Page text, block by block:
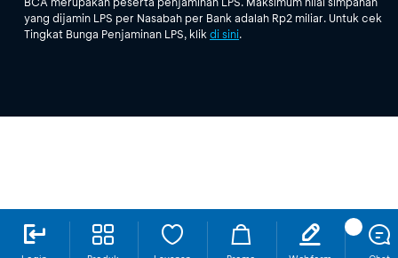
yang dijamin LPS per Nasabah per Bank adalah Rp2 miliar. Untuk cek
Tingkat Bunga Penjaminan LPS, klik di sini.